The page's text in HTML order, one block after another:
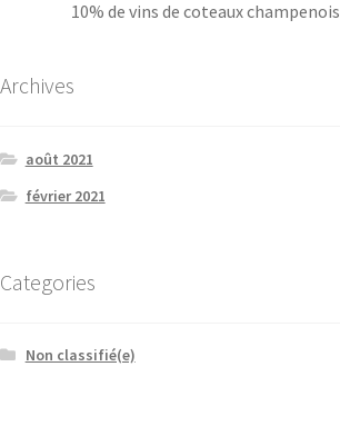
10% de vins de coteaux champenois
Archives
août 2021
février 2021
Categories
Non classifié(e)